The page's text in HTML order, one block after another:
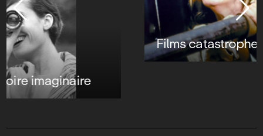
Films catastrophes, autopsie d’un genre